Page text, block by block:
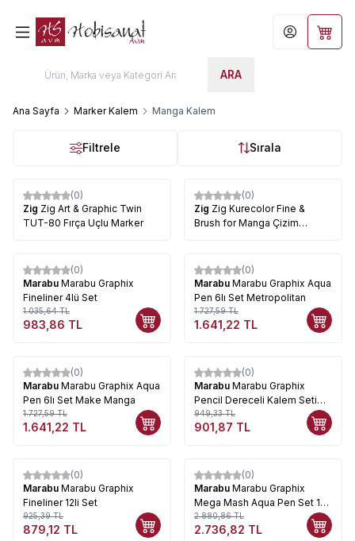
ARA
Hesabım
Ana Sayfa Marker Kalem Manga Kalem
Filtrele Sırala
(0)
Zig Zig Art & Graphic Twin
TUT-80 Fırça Uçlu Marker
%19
(0)
Zig Zig Kurecolor Fine &
Brush for Manga Çizim
%5
(0)
Marabu Marabu Graphix
Fineliner 4lü Set
1.035,64TL
983,86 TL
%5
(0)
Marabu Marabu Graphix Aqua
Pen 6lı Set Metropolitan
1.727,59TL
1.641,22 TL
%5
(0)
Marabu Marabu Graphix Aqua
Pen 6lı Set Make Manga
1.727,59TL
1.641,22 TL
%5
(0)
Marabu Marabu Graphix
Pencil Dereceli Kalem Seti
12li
949,33TL
901,87 TL
%5
(0)
Marabu Marabu Graphix
Fineliner 12li Set
925,39TL
879,12 TL
%5
(0)
Marabu Marabu Graphix
Mega Mash Aqua Pen Set 12
Renk
2.880,86TL
2.736,82 TL